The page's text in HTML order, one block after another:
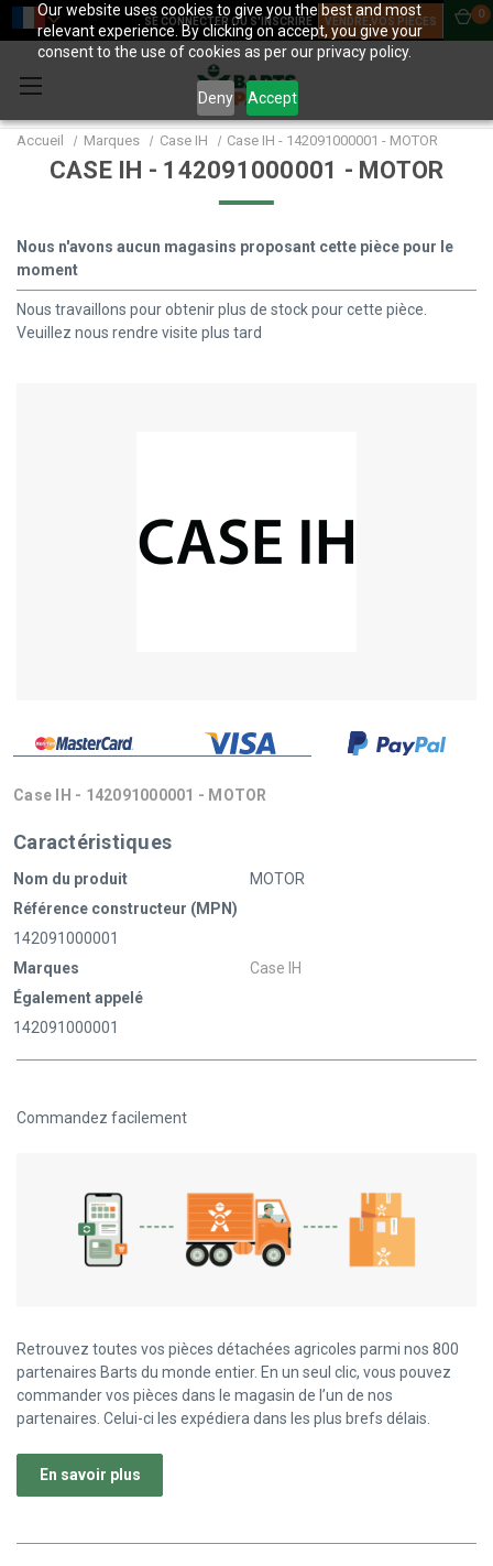
Our website uses cookies to give you the best and most
relevant experience. By clicking on accept, you give your
consent to the use of cookies as per our privacy policy.
Deny Accept
SE CONNECTER OU S'INSCRIRE VENDRE VOS PIÈCES
0
Accueil Marques Case IH Case IH - 142091000001 - MOTOR
CASE IH - 142091000001 - MOTOR
Nous n'avons aucun magasins proposant cette pièce pour le
moment
Nous travaillons pour obtenir plus de stock pour cette pièce.
Veuillez nous rendre visite plus tard
Case IH - 142091000001 - MOTOR
Caractéristiques
Nom du produit
MOTOR
Référence constructeur (MPN)
142091000001
Marques
Case IH
Également appelé
142091000001
Commandez facilement
Retrouvez toutes vos pièces détachées agricoles parmi nos 800
partenaires Barts du monde entier. En un seul clic, vous pouvez
commander vos pièces dans le magasin de l’un de nos
partenaires. Celui-ci les expédiera dans les plus brefs délais.
En savoir plus